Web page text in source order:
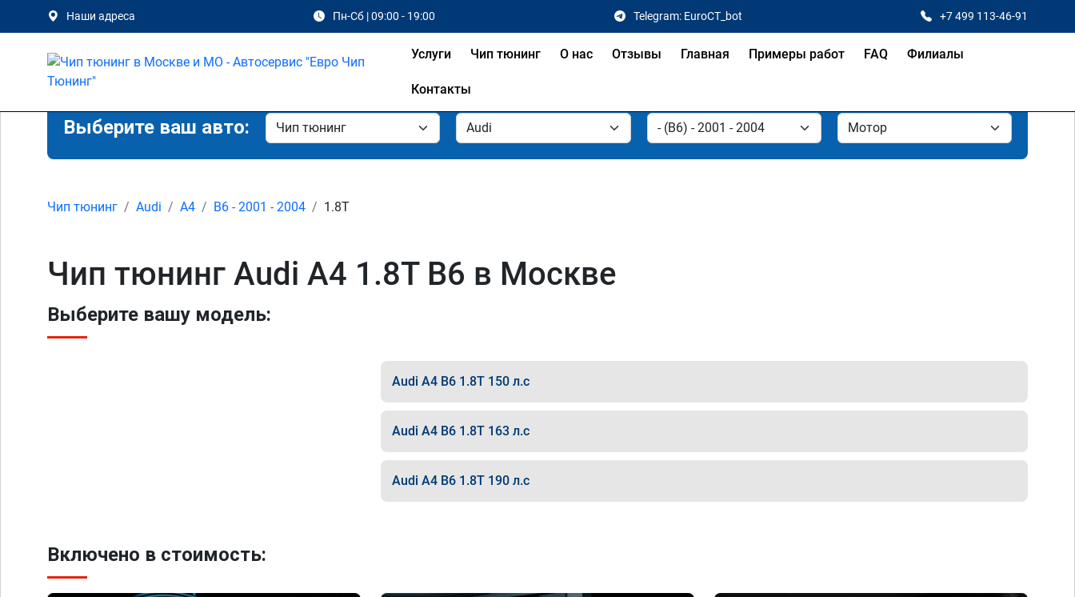
Наши адреса Пн-Сб | 09:00 - 19:00 Telegram: EuroCT_bot +7 499 113-46-91
Услуги Чип тюнинг О нас Отзывы Главная Примеры работ FAQ Филиалы
Контакты
Выберите ваш авто:
Чип тюнинг Audi A4 B6 - 2001 - 2004 1.8T
Чип тюнинг Audi A4 1.8T B6 в Москве
Выберите вашу модель:
Audi A4 B6 1.8T 150 л.с
Audi A4 B6 1.8T 163 л.с
Audi A4 B6 1.8T 190 л.с
Включено в стоимость: